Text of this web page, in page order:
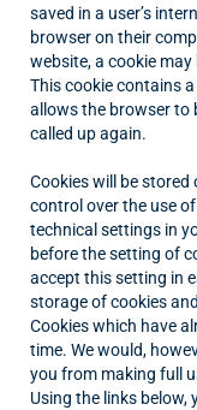
saved in a user’s
browser on their
website, a cookie may
This cookie contains
allows the browser to
called up again.
Cookies will be stored
control over the use
technical settings in
before the setting of
accept this setting in
storage of cookies
Cookies which have
time. We would,
you from making full
Using the links